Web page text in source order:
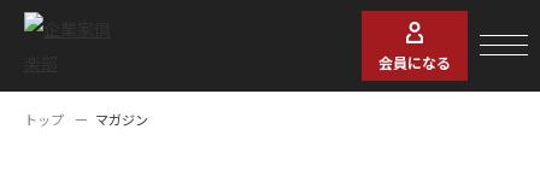
会員になる
トップ マガジン